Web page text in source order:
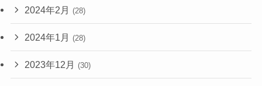
2024年2月 (28)
2024年1月 (28)
2023年12月 (30)